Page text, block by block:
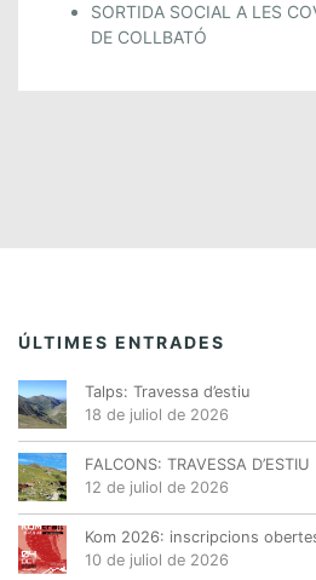
SORTIDA SOCIAL A LES
DE COLLBATÓ
ÚLTIMES ENTRADES
Talps: Travessa d’estiu
18 de juliol de 2026
FALCONS: TRAVESSA
12 de juliol de 2026
Kom 2026: inscripcions
10 de juliol de 2026